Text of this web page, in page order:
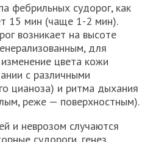
фебрильных судорог, как
15 мин (чаще 1-2 мин).
возникает на высоте
для
цвета кожи
с различными
цианоза) и ритма дыхания
реже — поверхностным).
и неврозом случаются